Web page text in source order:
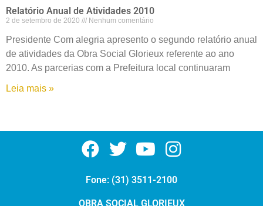
Relatório Anual de Atividades 2010
2 de setembro de 2020 Nenhum comentário
Presidente Com alegria apresento o segundo relatório anual
de atividades da Obra Social Glorieux referente ao ano
2010. As parcerias com a Prefeitura local continuaram
Leia mais »
Fone: (31) 3511-2100
OBRA SOCIAL GLORIEUX